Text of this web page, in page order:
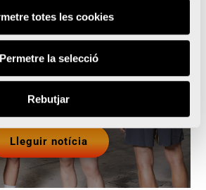
totes les cookies
Permetre la selecció
Rebutjar
la prueba al
nivel
Lleguir notícia